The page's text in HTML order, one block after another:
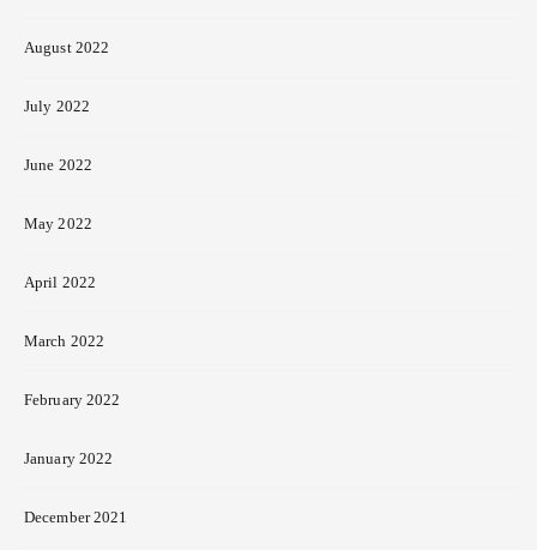
August 2022
July 2022
June 2022
May 2022
April 2022
March 2022
February 2022
January 2022
December 2021